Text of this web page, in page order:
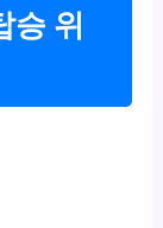
승 위